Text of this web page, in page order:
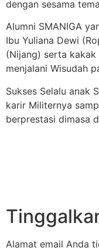
dengan sesama
Alumni SMANIGA
Ibu Yuliana Dewi
(Nijang) serta
menjalani Wisudah
Sukses Selalu anak
karir Militernya
berprestasi dimasa
Alamat email Anda